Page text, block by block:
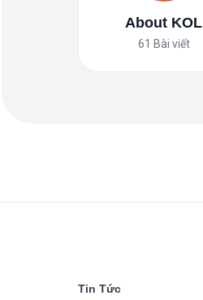
About KOL
61 Bài viết
Tin Tức